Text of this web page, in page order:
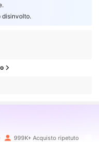
disinvolto.
999K+ Acquisto ripetuto